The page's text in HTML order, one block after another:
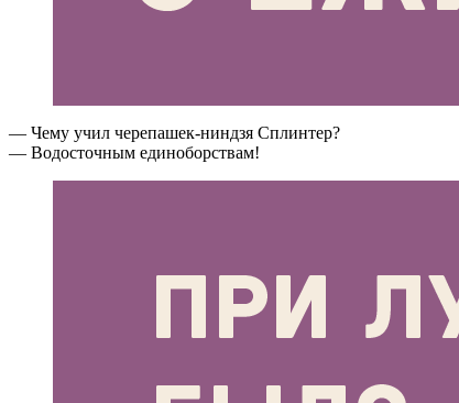
— Чему учил черепашек-ниндзя Сплинтер?
— Водосточным единоборствам!